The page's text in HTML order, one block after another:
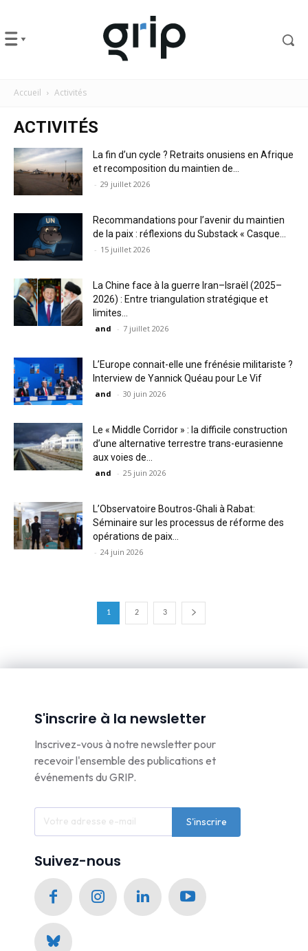
Accueil Activités
ACTIVITÉS
La fin d’un cycle ? Retraits onusiens en Afrique
et recomposition du maintien de...
- 29 juillet 2026
Recommandations pour l’avenir du maintien
de la paix : réflexions du Substack « Casque...
- 15 juillet 2026
La Chine face à la guerre Iran–Israël (2025–
2026) : Entre triangulation stratégique et
limites...
and - 7 juillet 2026
L’Europe connait-elle une frénésie militariste ?
Interview de Yannick Quéau pour Le Vif
and - 30 juin 2026
Le « Middle Corridor » : la difficile construction
d’une alternative terrestre trans-eurasienne
aux voies de...
and - 25 juin 2026
L’Observatoire Boutros-Ghali à Rabat:
Séminaire sur les processus de réforme des
opérations de paix...
- 24 juin 2026
1 2 3
S'inscrire à la newsletter
Inscrivez-vous à notre newsletter pour
recevoir l'ensemble des publications et
événements du GRIP.
S'inscrire
Suivez-nous